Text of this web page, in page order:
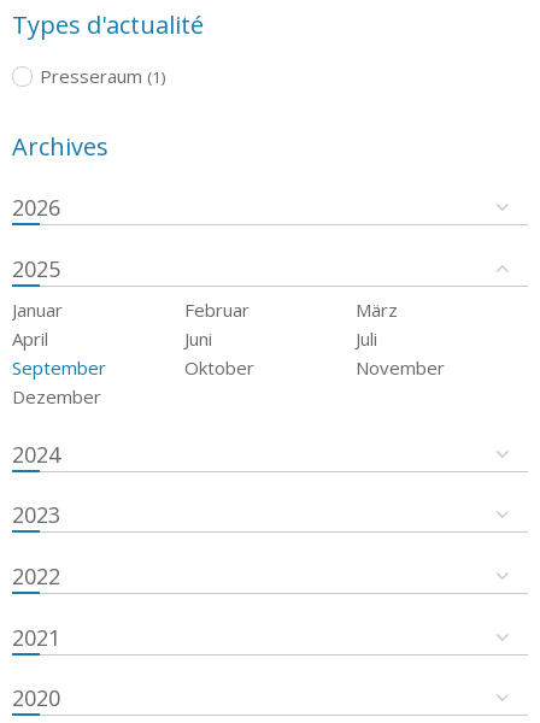
Types d'actualité
Presseraum (1)
Archives
2026
2025
Januar Februar
März
April
Juni
Juli
September
Oktober
November
Dezember
2024
2023
2022
2021
2020